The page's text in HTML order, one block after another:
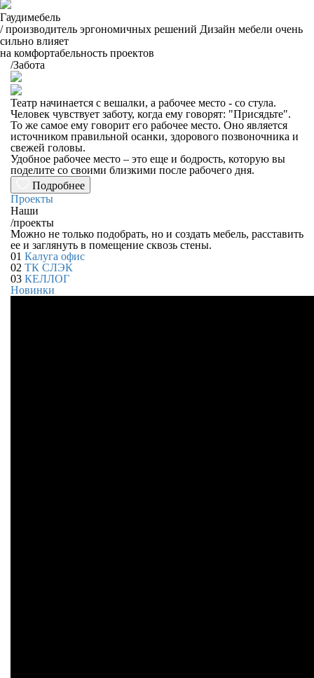
Гаудимебель
/ производитель эргономичных решений Дизайн мебели очень
сильно влияет
на комфортабельность проектов
/Забота
Театр начинается с вешалки, а рабочее место - со стула.
Человек чувствует заботу, когда ему говорят: "Присядьте".
То же самое ему говорит его рабочее место. Оно является
источником правильной осанки, здорового позвоночника и
свежей головы.
Удобное рабочее место – это еще и бодрость, которую вы
поделите со своими близкими после рабочего дня.
Подробнее
Проекты
Наши
/проекты
Можно не только подобрать, но и создать мебель, расставить
ее и заглянуть в помещение сквозь стены.
01 Калуга офис
02 ТК СЛЭК
03 КЕЛЛОГ
Новинки